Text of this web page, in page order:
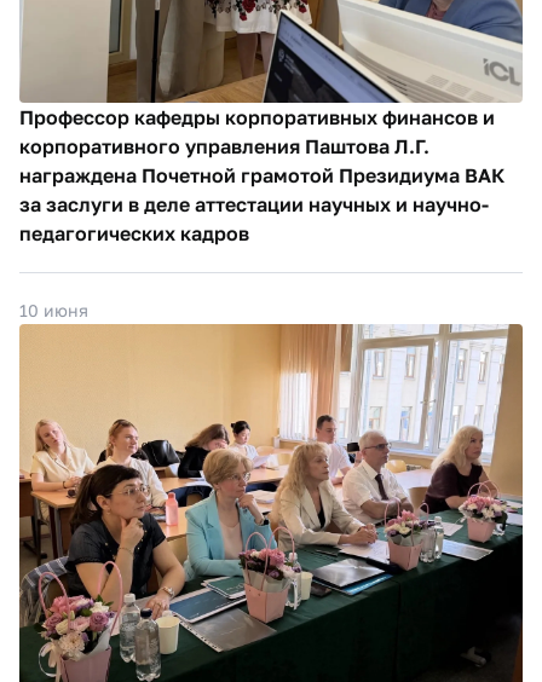
Профессор кафедры корпоративных финансов и
корпоративного управления Паштова Л.Г.
награждена Почетной грамотой Президиума ВАК
за заслуги в деле аттестации научных и научно-
педагогических кадров
10 июня